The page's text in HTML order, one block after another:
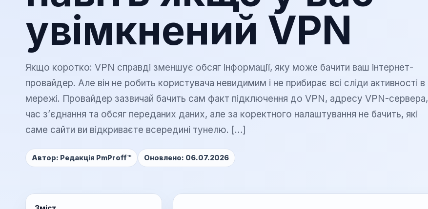
найму в штат.
Контроль цін на Hotline
Сповіщення в Telegram про ціни
конкурентів і дії в один клік.
Консалтинг
Індивідуальні заняття та практичні
консультації.
увімкнений VPN
Якщо коротко: VPN справді зменшує обсяг інформації, яку може бачити ваш інтернет-
провайдер. Але він не робить користувача невидимим і не прибирає всі сліди активності в
мережі. Провайдер зазвичай бачить сам факт підключення до VPN, адресу VPN-сервера,
час з’єднання та обсяг переданих даних, але за коректного налаштування не бачить, які
саме сайти ви відкриваєте всередині тунелю. […]
Автор: Редакція PmProff™ Оновлено: 06.07.2026